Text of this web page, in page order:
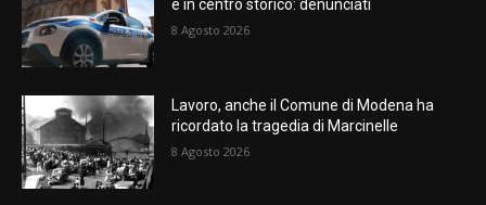
e in centro storico: denunciati
8 Agosto 2026
Lavoro, anche il Comune di Modena ha
ricordato la tragedia di Marcinelle
8 Agosto 2026